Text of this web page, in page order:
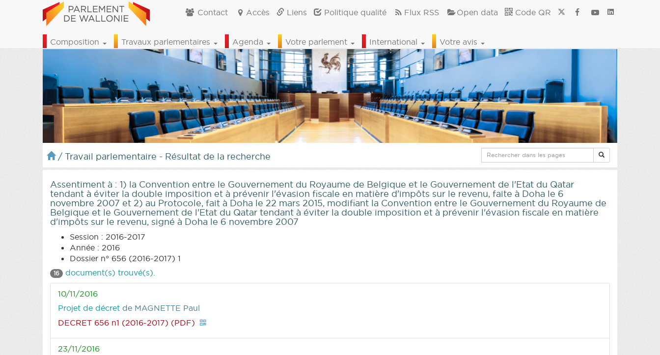
Contact Accès Liens Politique qualité Flux RSS Open data Code QR
Composition Travaux parlementaires Agenda Votre parlement International Votre avis
/ Travail parlementaire - Résultat de la recherche
Assentiment à : 1) la Convention entre le Gouvernement du Royaume de Belgique et le Gouvernement de l'Etat du Qatar
tendant à éviter la double imposition et à prévenir l'évasion fiscale en matière d'impôts sur le revenu, faite à Doha le 6
novembre 2007 et 2) au Protocole, fait à Doha le 22 mars 2015, modifiant la Convention entre le Gouvernement du Royaume de
Belgique et le Gouvernement de l'Etat du Qatar tendant à éviter la double imposition et à prévenir l'évasion fiscale en matière
d'impôts sur le revenu, signé à Doha le 6 novembre 2007
Session : 2016-2017
Année : 2016
Dossier n° 656 (2016-2017) 1
16 document(s) trouvé(s).
10/11/2016
Projet de décret de MAGNETTE Paul
DECRET 656 n1 (2016-2017) (PDF)
23/11/2016